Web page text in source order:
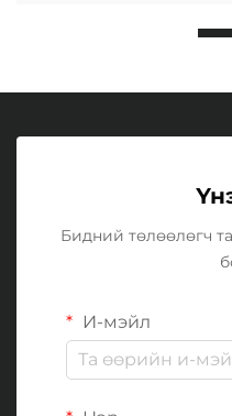
Бидний төлөөлөгч
И-мэйл